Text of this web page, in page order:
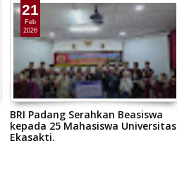
21
Feb
2026
BRI Padang Serahkan Beasiswa
kepada 25 Mahasiswa Universitas
Ekasakti.